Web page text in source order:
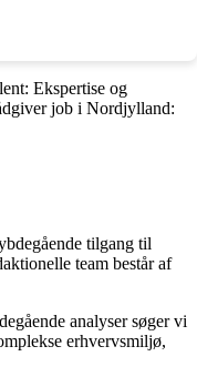
Ekspertise og
job i Nordjylland:
tilgang til
team består af
analyser søger vi
erhvervsmiljø,